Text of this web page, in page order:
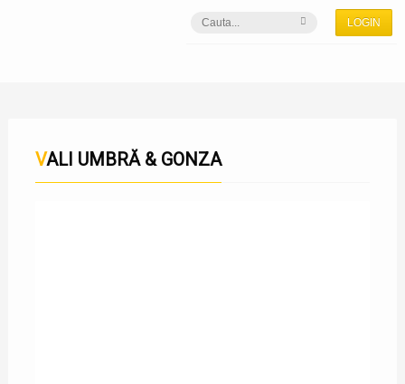
LOGIN
VALI UMBRĂ & GONZA